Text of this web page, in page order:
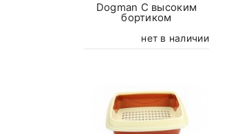
Dogman С высоким
бортиком
нет в наличии